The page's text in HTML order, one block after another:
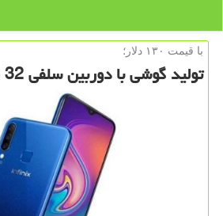
با قیمت ۱۳۰ دلار؛
تولید گوشی با دوربین سلفی 32 مگاپیكسلی